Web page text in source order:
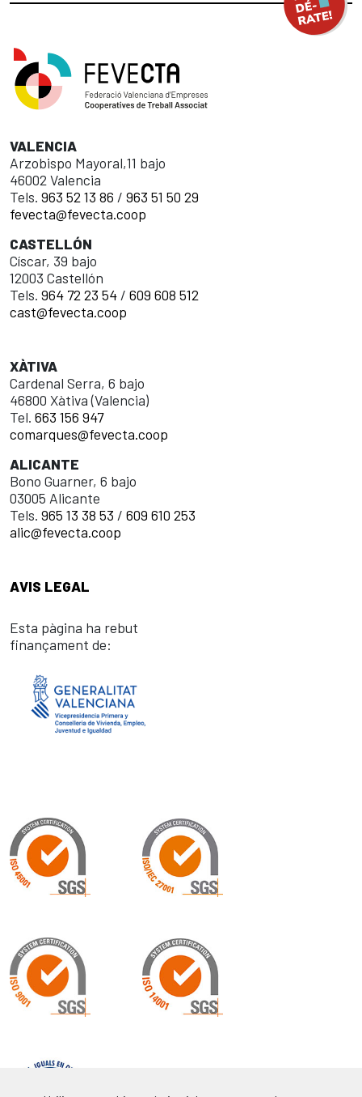
VALENCIA
Arzobispo Mayoral,11 bajo
46002 Valencia
Tels. 963 52 13 86 / 963 51 50 29
fevecta@fevecta.coop
CASTELLÓN
Císcar, 39 bajo
12003 Castellón
Tels. 964 72 23 54 / 609 608 512
cast@fevecta.coop
XÀTIVA
Cardenal Serra, 6 bajo
46800 Xàtiva (Valencia)
Tel. 663 156 947
comarques@fevecta.coop
ALICANTE
Bono Guarner, 6 bajo
03005 Alicante
Tels. 965 13 38 53 / 609 610 253
alic@fevecta.coop
AVIS LEGAL
Esta pàgina ha rebut
finançament de: